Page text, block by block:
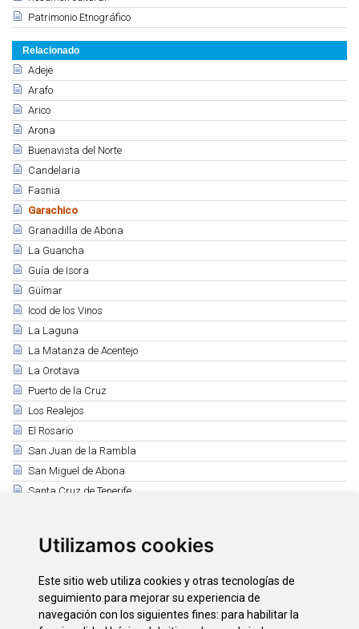
Utilizamos cookies
Este sitio web utiliza cookies y otras tecnologías de
seguimiento para mejorar su experiencia de
navegación con los siguientes fines: para habilitar la
Patrimonio Etnográfico
Relacionado
Adeje
Arafo
Arico
Arona
Buenavista del Norte
Candelaria
Fasnia
Garachico
Granadilla de Abona
La Guancha
Guía de Isora
Güímar
Icod de los Vinos
La Laguna
La Matanza de Acentejo
La Orotava
Puerto de la Cruz
Los Realejos
El Rosario
San Juan de la Rambla
San Miguel de Abona
Santa Cruz de Tenerife
El Sauzal
Tacoronte
El Tanque